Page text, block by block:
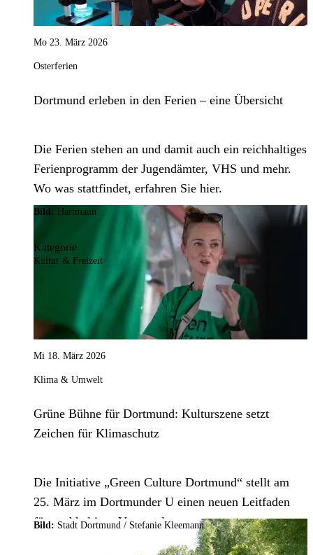
Mo 23. März 2026
Osterferien
Dortmund erleben in den Ferien – eine Übersicht
Die Ferien stehen an und damit auch ein reichhaltiges
Ferienprogramm der Jugendämter, VHS und mehr.
Wo was stattfindet, erfahren Sie hier.
Bild: Hartmann
Kategorie
Kultur & Freizeit
Mi 18. März 2026
Klima & Umwelt
Grüne Bühne für Dortmund: Kulturszene setzt
Zeichen für Klimaschutz
Die Initiative „Green Culture Dortmund“ stellt am
25. März im Dortmunder U einen neuen Leitfaden
für nachhaltiges Veranstaltungsmanagement vor.
Bild: Stadt Dortmund / Stefanie Kleemann